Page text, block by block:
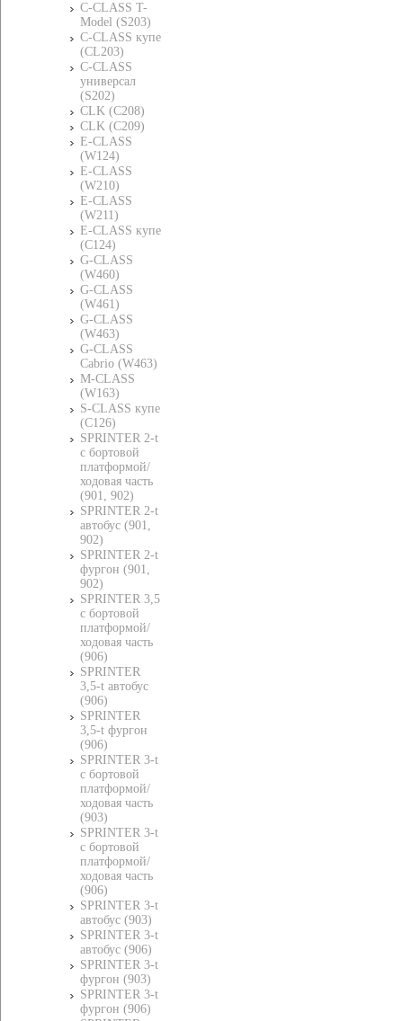
C-CLASS T-
Model (S203)
C-CLASS купе
(CL203)
C-CLASS
универсал
(S202)
CLK (C208)
CLK (C209)
E-CLASS
(W124)
E-CLASS
(W210)
E-CLASS
(W211)
E-CLASS купе
(C124)
G-CLASS
(W460)
G-CLASS
(W461)
G-CLASS
(W463)
G-CLASS
Cabrio (W463)
M-CLASS
(W163)
S-CLASS купе
(C126)
SPRINTER 2-t
c бортовой
платформой/
ходовая часть
(901, 902)
SPRINTER 2-t
автобус (901,
902)
SPRINTER 2-t
фургон (901,
902)
SPRINTER 3,5
c бортовой
платформой/
ходовая часть
(906)
SPRINTER
3,5-t автобус
(906)
SPRINTER
3,5-t фургон
(906)
SPRINTER 3-t
c бортовой
платформой/
ходовая часть
(903)
SPRINTER 3-t
c бортовой
платформой/
ходовая часть
(906)
SPRINTER 3-t
автобус (903)
SPRINTER 3-t
автобус (906)
SPRINTER 3-t
фургон (903)
SPRINTER 3-t
фургон (906)